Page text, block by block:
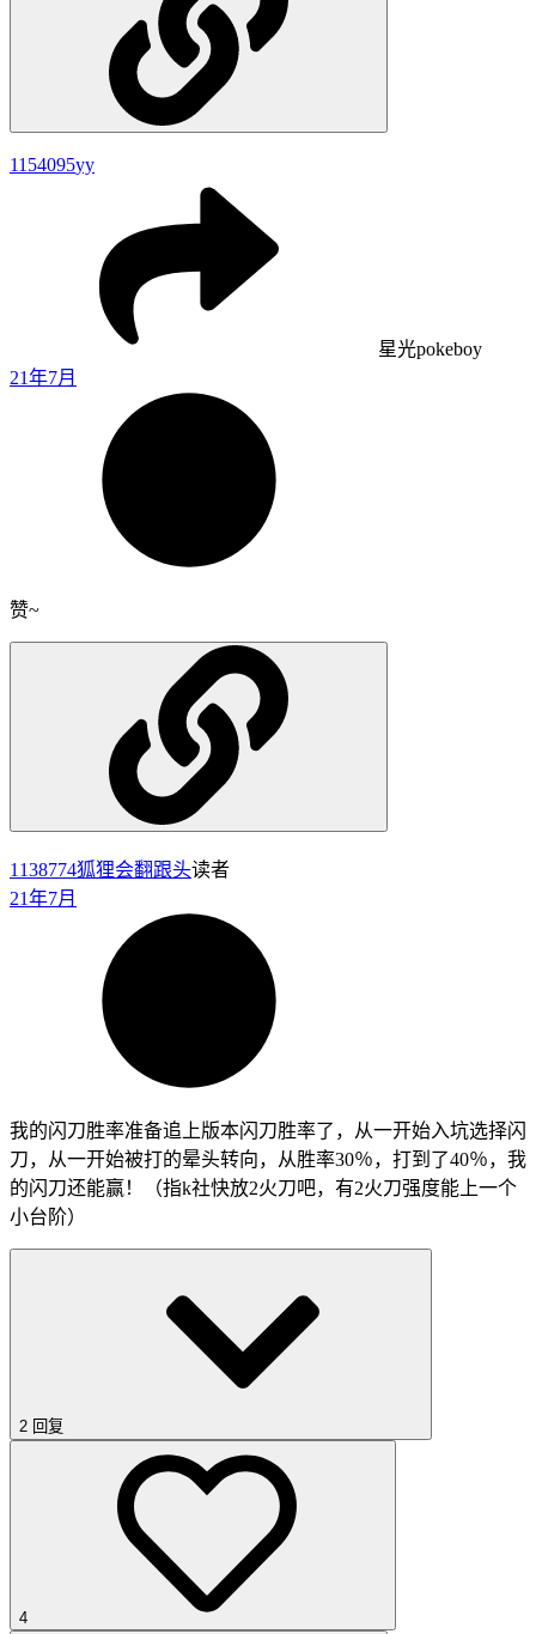
1154095yy
星光pokeboy
21年7月
赞~
1138774狐狸会翻跟头读者
21年7月
我的闪刀胜率准备追上版本闪刀胜率了，从一开始入坑选择闪
刀，从一开始被打的晕头转向，从胜率30％，打到了40％，我
的闪刀还能赢！（指k社快放2火刀吧，有2火刀强度能上一个
小台阶）
2 回复
4